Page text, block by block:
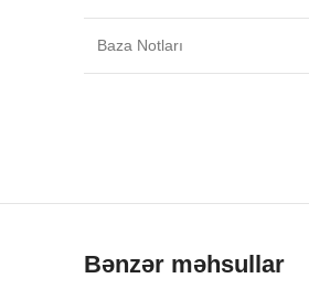
Baza Notları
Bənzər məhsullar